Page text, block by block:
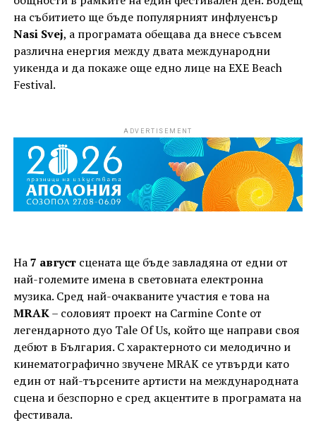
на събитието ще бъде популярният инфлуенсър
Nasi Svej, а програмата обещава да внесе съвсем
различна енергия между двата международни
уикенда и да покаже още едно лице на EXE Beach
Festival.
ADVERTISEMENT
На7 августсцената ще бъде завладяна от едни от
най-големите имена в световната електронна
музика. Сред най-очакваните участия е това на
MRAK– соловият проект на Carmine Conte от
легендарното дуо Tale Of Us, който ще направи своя
дебют в България. С характерното си мелодично и
кинематографично звучене MRAK се утвърди като
един от най-търсените артисти на международната
сцена и безспорно е сред акцентите в програмата на
фестивала.